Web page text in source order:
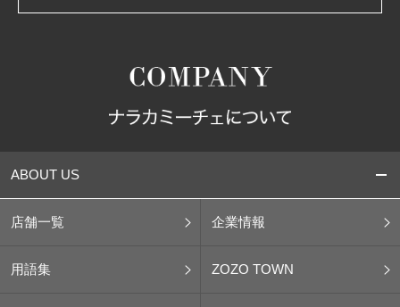
ABOUT US
店舗一覧 企業情報
用語集 ZOZO TOWN